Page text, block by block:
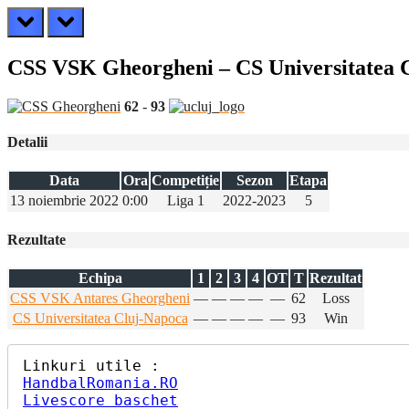
prev next
CSS VSK Gheorgheni – CS Universitatea
62 - 93
Detalii
Data Ora Competiție Sezon
Etapa
13 noiembrie 2022 0:00 Liga 1 2022-2023 5
Rezultate
Echipa 1 2 3 4 OT T Rezultat
CSS VSK Antares Gheorgheni — — — — — 62
Loss
CS Universitatea Cluj-Napoca — — — — — 93 Win
HandbalRomania.RO
Livescore baschet